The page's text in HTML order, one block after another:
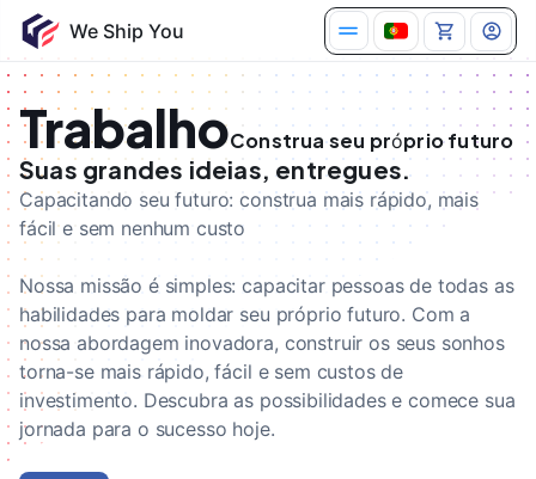
Construa seu próprio futuro
Suas grandes ideias, entregues.
Capacitando seu futuro: construa mais rápido, mais
fácil e sem nenhum custo
Nossa missão é simples: capacitar pessoas de todas as
habilidades para moldar seu próprio futuro. Com a
nossa abordagem inovadora, construir os seus sonhos
torna-se mais rápido, fácil e sem custos de
investimento. Descubra as possibilidades e comece sua
jornada para o sucesso hoje.